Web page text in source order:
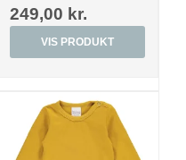
249,00 kr.
VIS PRODUKT